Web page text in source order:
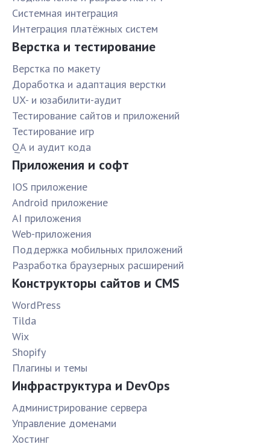
Системная интеграция
Интеграция платёжных систем
Верстка и тестирование
Верстка по макету
Доработка и адаптация верстки
UX- и юзабилити-аудит
Тестирование сайтов и приложений
Тестирование игр
QA и аудит кода
Приложения и софт
IOS приложение
Android приложение
AI приложения
Web-приложения
Поддержка мобильных приложений
Разработка браузерных расширений
Конструкторы сайтов и CMS
WordPress
Tilda
Wix
Shopify
Плагины и темы
Инфраструктура и DevOps
Администрирование сервера
Управление доменами
Хостинг